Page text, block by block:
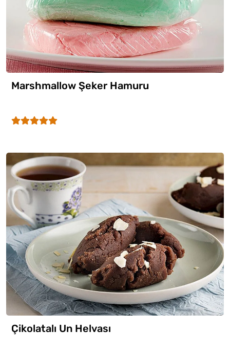
Marshmallow Şeker Hamuru
Çikolatalı Un Helvası